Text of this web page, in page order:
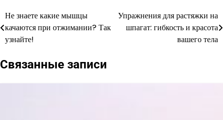
Навигация
по
Не знаете какие мышцы
качаются при отжимании? Так
узнайте!
Упражнения для растяжки на
шпагат: гибкость и красота
вашего тела
Связанные записи